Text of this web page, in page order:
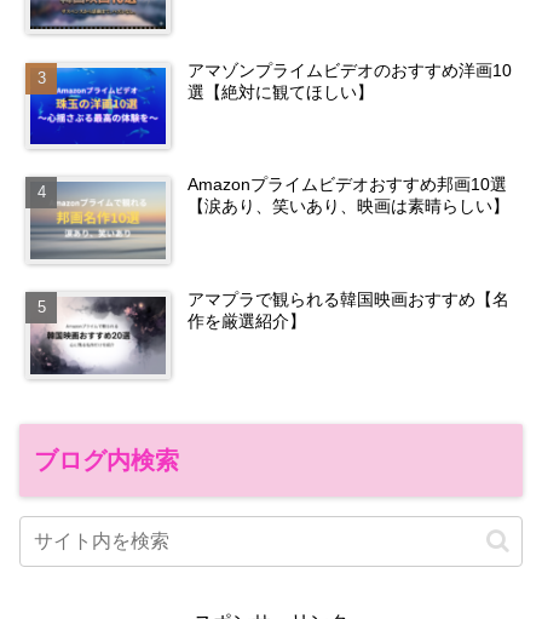
アマゾンプライムビデオのおすすめ洋画10
選【絶対に観てほしい】
Amazonプライムビデオおすすめ邦画10選
【涙あり、笑いあり、映画は素晴らしい】
アマプラで観られる韓国映画おすすめ【名
作を厳選紹介】
ブログ内検索